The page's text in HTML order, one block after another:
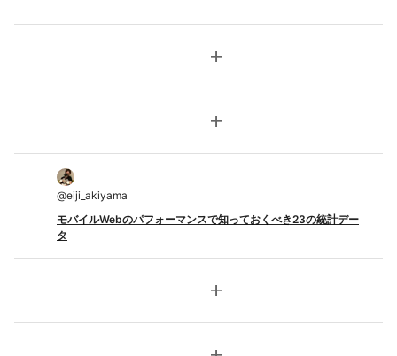
add
add
@eiji_akiyama
モバイルWebのパフォーマンスで知っておくべき23の統計デー
タ
add